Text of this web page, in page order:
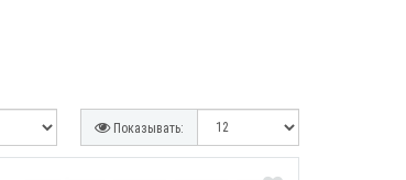
Показывать:
ПРОСМОТРЕТЬ